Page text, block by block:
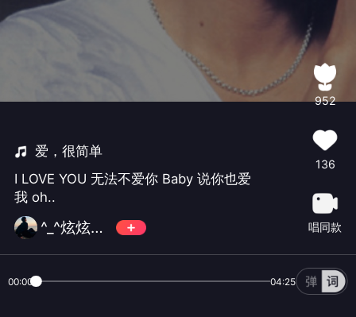
爱，很简单
I LOVE YOU 无法不爱你 Baby 说你也爱
我 oh..
^_^炫炫宝宝^_^
952
136
唱同款
00:00 04:25